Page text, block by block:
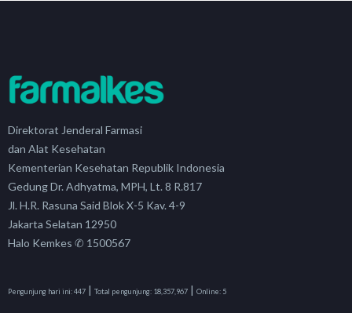
Direktorat Jenderal Farmasi
dan Alat Kesehatan
Kementerian Kesehatan Republik Indonesia
Gedung Dr. Adhyatma, MPH, Lt. 8 R.817
Jl. H.R. Rasuna Said Blok X-5 Kav. 4-9
Jakarta Selatan 12950
Halo Kemkes ✆ 1500567
Pengunjung hari ini:447 | Total pengunjung: 18,357,967 | Online: 5